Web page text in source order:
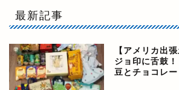
最新記事
【アメリカ出
ジョ印に舌鼓
豆とチョコレ